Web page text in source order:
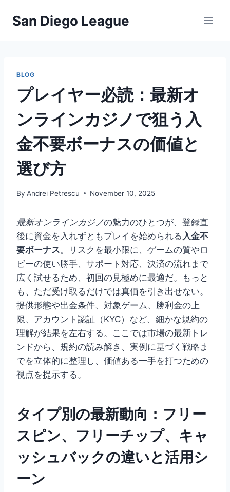
San Diego League
BLOG
プレイヤー必読：最新オ
ンラインカジノで狙う 入
金不要ボーナスの価値と
選び方
By Andrei Petrescu November 10, 2025
最新オンラインカジノの魅力のひとつが、登録直
後に資金を入れずともプレイを始められる 入金不
要ボーナス。リスクを最小限に、ゲームの質やロ
ビーの使い勝手、サポート対応、決済の流れまで
広く試せるため、初回の見極めに最適だ。もっと
も、ただ受け取るだけでは真価を引き出せない。
提供形態や出金条件、対象ゲーム、勝利金の上
限、アカウント認証（KYC）など、細かな規約の
理解が結果を左右する。ここでは市場の最新トレ
ンドから、規約の読み解き、実例に基づく戦略ま
でを立体的に整理し、価値ある一手を打つための
視点を提示する。
タイプ別の最新動向：フリー
スピン、フリーチップ、キャ
ッシュバックの違いと活用シ
ーン